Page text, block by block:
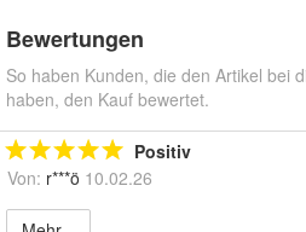
Bewertungen
So haben Kunden, die den Artikel bei
haben, den Kauf bewertet.
Positiv
Von: r***ö 10.02.26